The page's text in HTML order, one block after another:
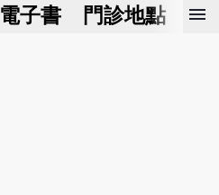
電子書 門診地點 預
menu